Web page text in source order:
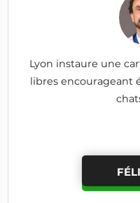
Lyon instaure une
libres encourageant